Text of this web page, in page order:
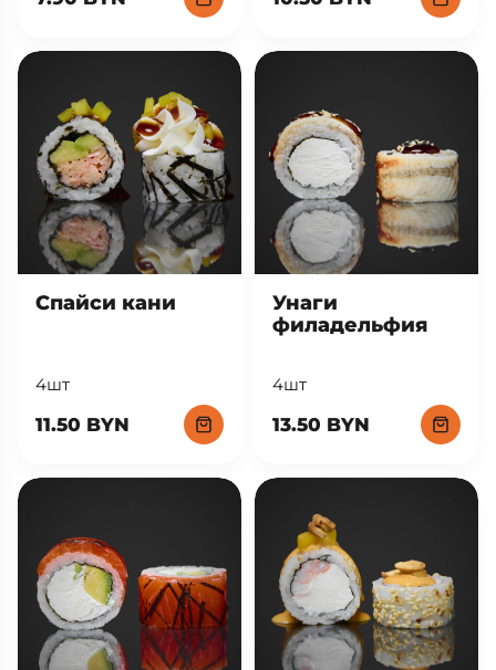
Спайси кани
4шт
11.50 BYN
Унаги
филадельфия
4шт
13.50 BYN